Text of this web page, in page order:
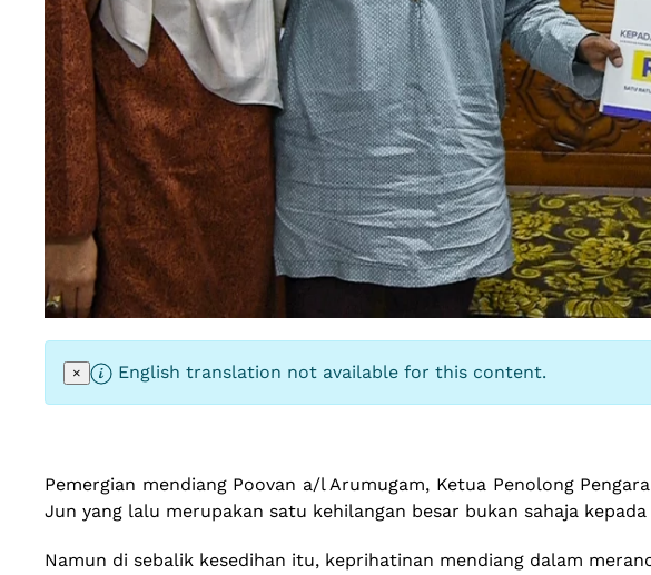
× English translation not available for this content.
Pemergian mendiang Poovan a/l Arumugam, Ketua Penolong
Jun yang lalu merupakan satu kehilangan besar bukan sahaja kepada
Namun di sebalik kesedihan itu, keprihatinan mendiang dalam